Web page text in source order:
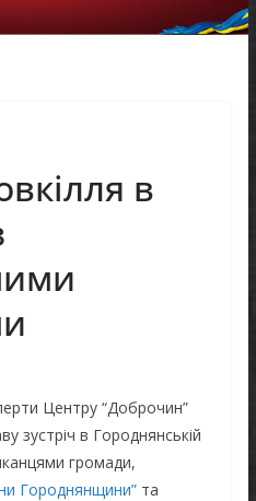
в
Центру “Доброчин”
зустріч в Городнянській
громади,
Городнянщини”та